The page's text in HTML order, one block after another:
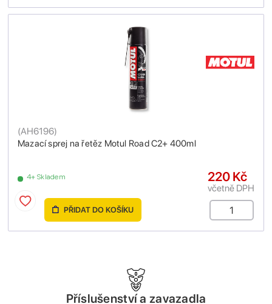
Mazací sprej na řetěz Motul Road C2+ 400ml
(AH6196)
4+ Skladem 220 Kč
včetně DPH
PŘIDAT DO KOŠÍKU
Příslušenství a zavazadla